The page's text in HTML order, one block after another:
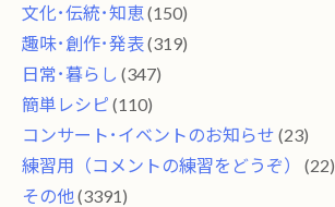
文化･伝統･知恵 (150)
趣味･創作･発表(319)
日常･暮らし (347)
簡単レシピ (110)
コンサート･イベントのお知らせ (23)
練習用（コメントの練習をどうぞ）
(22)
その他 (3391)